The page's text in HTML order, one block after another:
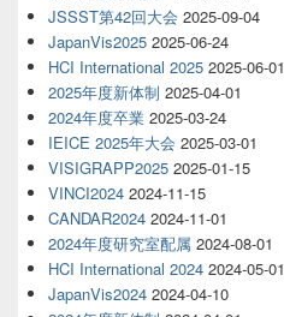
JSSST第42回大会 2025-09-04
JapanVis2025 2025-06-24
HCI International 2025 2025-06-01
2025年度新体制 2025-04-01
2024年度卒業 2025-03-24
IEICE 2025年大会 2025-03-01
VISIGRAPP2025 2025-01-15
VINCI2024 2024-11-15
CANDAR2024 2024-11-01
2024年度研究室配属 2024-08-01
HCI International 2024 2024-05-01
JapanVis2024 2024-04-10